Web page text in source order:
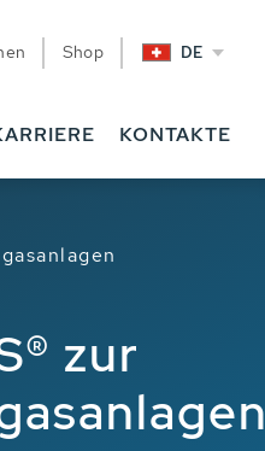
Shop DE
KONTAKTE
zur